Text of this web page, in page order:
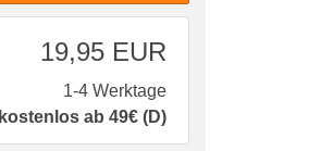
19,95 EUR
1-4 Werktage
kostenlos ab 49€ (D)